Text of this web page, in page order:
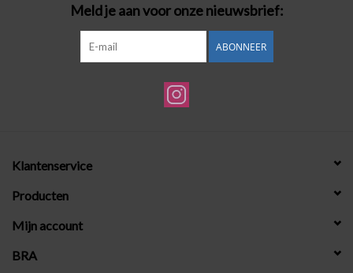
Meld je aan voor onze nieuwsbrief:
ABONNEER
Klantenservice
Producten
Mijn account
BRA